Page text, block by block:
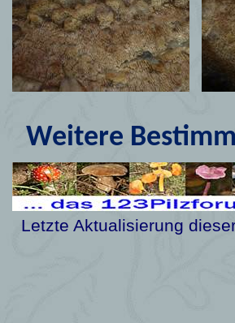
Weitere
Letzte Aktualisierung